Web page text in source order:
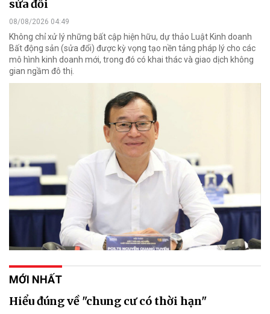
sửa đổi
08/08/2026 04:49
Không chỉ xử lý những bất cập hiện hữu, dự thảo Luật Kinh doanh
Bất động sản (sửa đổi) được kỳ vọng tạo nền tảng pháp lý cho các
mô hình kinh doanh mới, trong đó có khai thác và giao dịch không
gian ngầm đô thị.
MỚI NHẤT
Hiểu đúng về "chung cư có thời hạn"